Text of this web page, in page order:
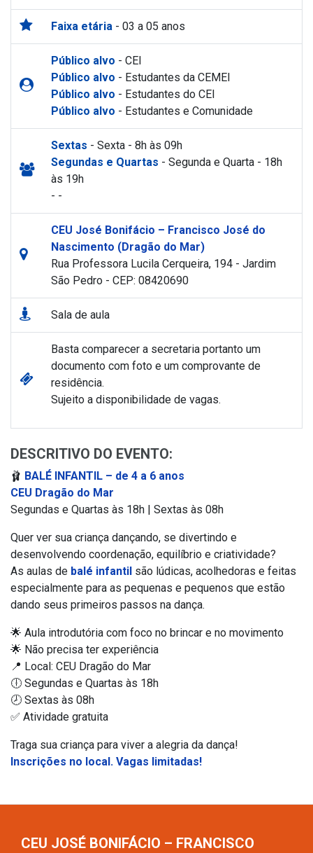
Faixa etária - 03 a 05 anos
Público alvo - CEI
Público alvo - Estudantes da CEMEI
Público alvo - Estudantes do CEI
Público alvo - Estudantes e Comunidade
Sextas - Sexta - 8h às 09h
Segundas e Quartas - Segunda e Quarta - 18h
às 19h
- -
CEU José Bonifácio – Francisco José do
Nascimento (Dragão do Mar)
Rua Professora Lucila Cerqueira, 194 - Jardim
São Pedro - CEP: 08420690
Sala de aula
Basta comparecer a secretaria portanto um
documento com foto e um comprovante de
residência.
Sujeito a disponibilidade de vagas.
DESCRITIVO DO EVENTO:
🩰 BALÉ INFANTIL – de 4 a 6 anos
CEU Dragão do Mar
Segundas e Quartas às 18h | Sextas às 08h
Quer ver sua criança dançando, se divertindo e
desenvolvendo coordenação, equilíbrio e criatividade?
As aulas de balé infantil são lúdicas, acolhedoras e feitas
especialmente para as pequenas e pequenos que estão
dando seus primeiros passos na dança.
🌟 Aula introdutória com foco no brincar e no movimento
🌟 Não precisa ter experiência
📍 Local: CEU Dragão do Mar
🕕 Segundas e Quartas às 18h
🕗 Sextas às 08h
✅ Atividade gratuita
Traga sua criança para viver a alegria da dança!
Inscrições no local. Vagas limitadas!
CEU JOSÉ BONIFÁCIO – FRANCISCO